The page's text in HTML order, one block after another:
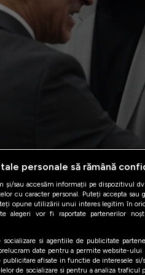
personale să rămână
și/sau accesăm informații pe dispozitivul
cu caracter personal. Puteți accepta sau
opune utilizării unui interes legitim în
alegeri vor fi raportate partenerilor
si agentiile de publicitate
date pentru a permite website-
afisate in functie de interesele si/
de socializare si pentru a analiza traficul